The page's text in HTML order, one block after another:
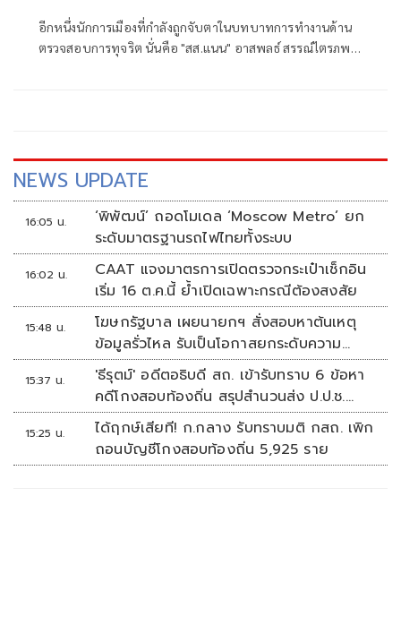
อีกหนึ่งนักการเมืองที่กำลังถูกจับตาในบทบาทการทำงานด้าน
ตรวจสอบการทุจริต นั่นคือ "สส.แนน" อาสพลธ์ สรรณ์ไตรภพ
NEWS UPDATE
16:05 น.
‘พิพัฒน์’ ถอดโมเดล ‘Moscow Metro’ ยก
ระดับมาตรฐานรถไฟไทยทั้งระบบ
16:02 น.
CAAT แจงมาตรการเปิดตรวจกระเป๋าเช็กอิน
เริ่ม 16 ต.ค.นี้ ย้ำเปิดเฉพาะกรณีต้องสงสัย
15:48 น.
โฆษกรัฐบาล เผยนายกฯ สั่งสอบหาต้นเหตุ
ข้อมูลรั่วไหล รับเป็นโอกาสยกระดับความ
มั่นคงปลอดภัยข้อมูลภาครัฐทั้งระบบ
15:37 น.
'ธีรุตม์' อดีตอธิบดี สถ. เข้ารับทราบ 6 ข้อหา
คดีโกงสอบท้องถิ่น สรุปสำนวนส่ง ป.ป.ช.
สัปดาห์หน้า
15:25 น.
ได้ฤกษ์เสียที! ก.กลาง รับทราบมติ กสถ. เพิก
ถอนบัญชีโกงสอบท้องถิ่น 5,925 ราย